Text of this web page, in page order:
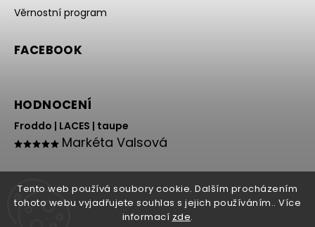
Tento web používá soubory cookie. Dalším procházením
tohoto webu vyjadřujete souhlas s jejich používáním.. Více
informací zde.
Věrnostní program
FACEBOOK
HODNOCENÍ
Froddo | LACES | taupe
Markéta Valsová